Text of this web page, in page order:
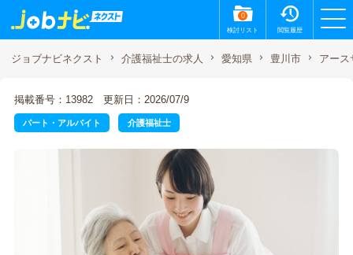
0
検討リスト 閲覧履歴
ジョブナビネクスト 介護福祉士の求人 愛知県 豊川市 アース
掲載番号：13982 更新日：2026/07/9
パート・アルバイト 介護福祉士